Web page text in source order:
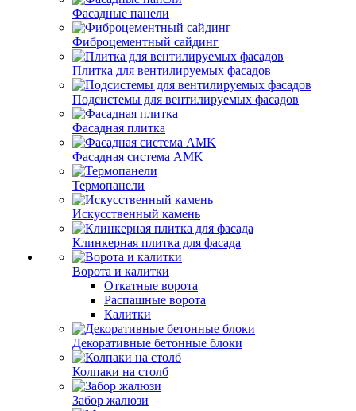
Фасадные панели
Фиброцементный сайдинг
Плитка для вентилируемых фасадов
Подсистемы для вентилируемых фасадов
Фасадная плитка
Фасадная система AMK
Термопанели
Искусственный камень
Клинкерная плитка для фасада
Ворота и калитки
Откатные ворота
Распашные ворота
Калитки
Декоративные бетонные блоки
Колпаки на столб
Забор жалюзи